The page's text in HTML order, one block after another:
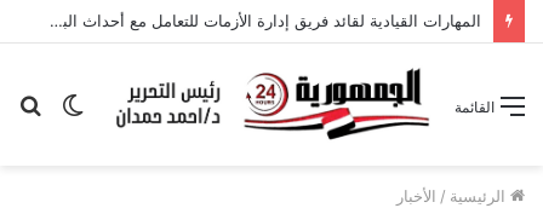
المهارات القيادية لقائد فريق إدارة الأزمات للتعامل مع أحداث البجعة السوداء والملوك التنانين: دراسة ميدانية بمحافظة الإسكندرية من وجهة نظر المعلمين
الوضع
القائمة
الرئيسية / الأخبار